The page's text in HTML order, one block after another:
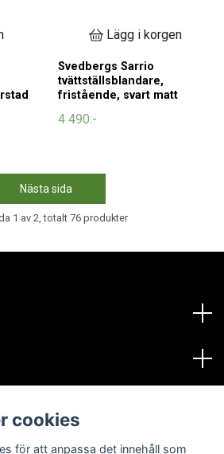
Lägg i korgen
Svedbergs Sarrio
tvättställsblandare,
fristående, svart matt
4 490:-
Nästa sida
1 av 2, totalt 76 produkter
cookies
för att anpassa det innehåll som